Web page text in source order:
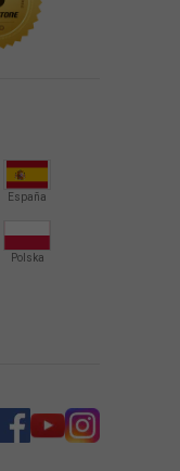
España
Polska